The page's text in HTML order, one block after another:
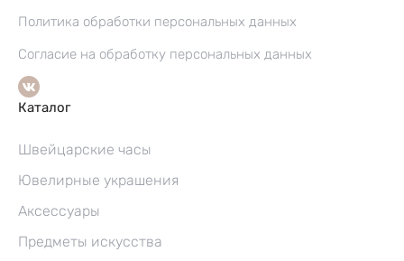
Политика обработки персональных данных
Согласие на обработку персональных данных
Каталог
Швейцарские часы
Ювелирные украшения
Аксессуары
Предметы искусства